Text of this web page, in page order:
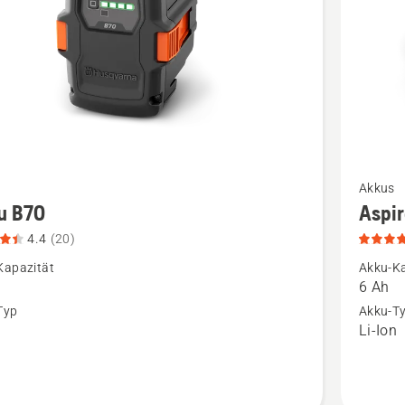
B70
4.4 (20)
Details
Aspire®
P4A
18-
B108
Akkus
Akku-
6 Ah
Akku-
Li-Ion